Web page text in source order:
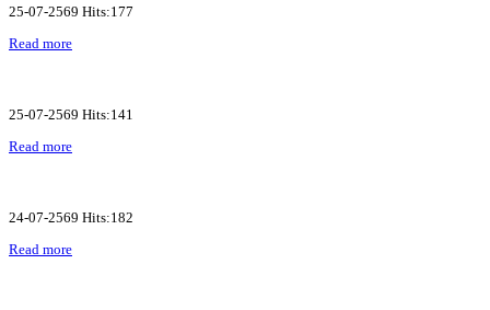
25-07-2569 Hits:177
Read more
25-07-2569 Hits:141
Read more
24-07-2569 Hits:182
Read more